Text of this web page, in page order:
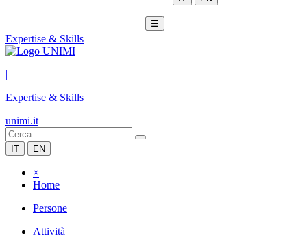
☰
Expertise & Skills
|
Expertise & Skills
unimi.it
IT EN
×
Home
Persone
Attività